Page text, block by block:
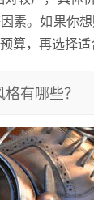
素。如果你
算，再选择适
有哪些？